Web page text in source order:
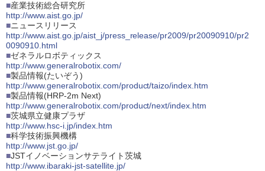
■産業技術総合研究所
http://www.aist.go.jp/
■ニュースリリース
http://www.aist.go.jp/aist_j/press_release/pr2009/pr20090910/pr2
0090910.html
■ゼネラルロボティックス
http://www.generalrobotix.com/
■製品情報(たいぞう)
http://www.generalrobotix.com/product/taizo/index.htm
■製品情報(HRP-2m Next)
http://www.generalrobotix.com/product/next/index.htm
■茨城県立健康プラザ
http://www.hsc-i.jp/index.htm
■科学技術振興機構
http://www.jst.go.jp/
■JSTイノベーションサテライト茨城
http://www.ibaraki-jst-satellite.jp/